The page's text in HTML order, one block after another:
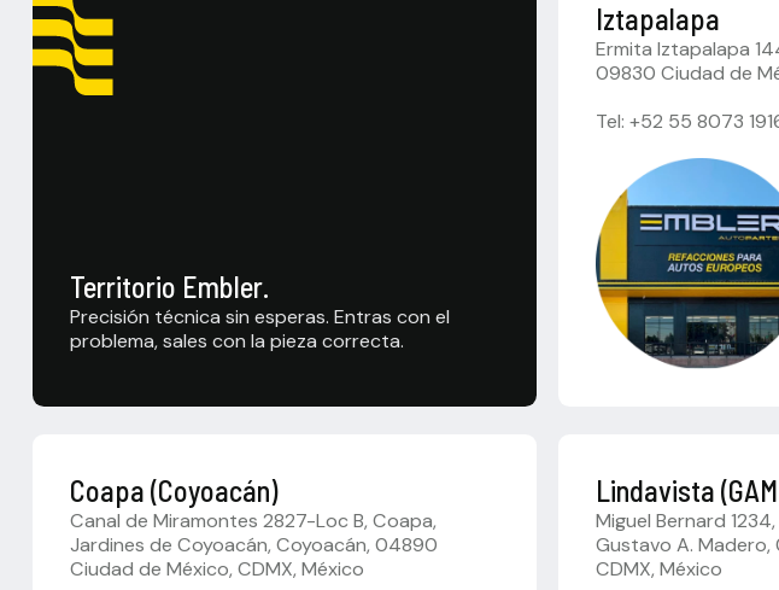
Territorio Embler.
Precisión técnica sin esperas. Entras con el
problema, sales con la pieza correcta.
Iztapalapa
Ermita Iztapalapa
09830 Ciudad de
Tel: +52 55 8073
Coapa (Coyoacán)
Canal de Miramontes 2827-Loc B, Coapa,
Jardines de Coyoacán, Coyoacán, 04890
Ciudad de México, CDMX, México
Lindavista
Miguel Bernard
Gustavo A.
CDMX, México